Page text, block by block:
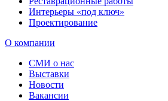
Интерьеры «под ключ»
Проектирование
О компании
СМИ о нас
Выставки
Новости
Вакансии